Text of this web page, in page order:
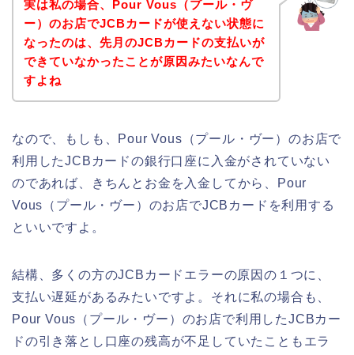
実は私の場合、Pour Vous（プール・ヴ
ー）のお店でJCBカードが使えない状態に
なったのは、先月のJCBカードの支払いが
できていなかったことが原因みたいなんで
すよね
なので、もしも、Pour Vous（プール・ヴー）のお店で
利用したJCBカードの銀行口座に入金がされていない
のであれば、きちんとお金を入金してから、Pour
Vous（プール・ヴー）のお店でJCBカードを利用する
といいですよ。
結構、多くの方のJCBカードエラーの原因の１つに、
支払い遅延があるみたいですよ。それに私の場合も、
Pour Vous（プール・ヴー）のお店で利用したJCBカー
ドの引き落とし口座の残高が不足していたこともエラ